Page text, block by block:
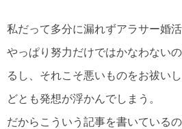
私だって多分に漏れずアラサー婚活
やっぱり努力だけではかなわない
るし、それこそ悪いものをお祓い
どとも発想が浮かんでしまう。
だからこういう記事を書いている